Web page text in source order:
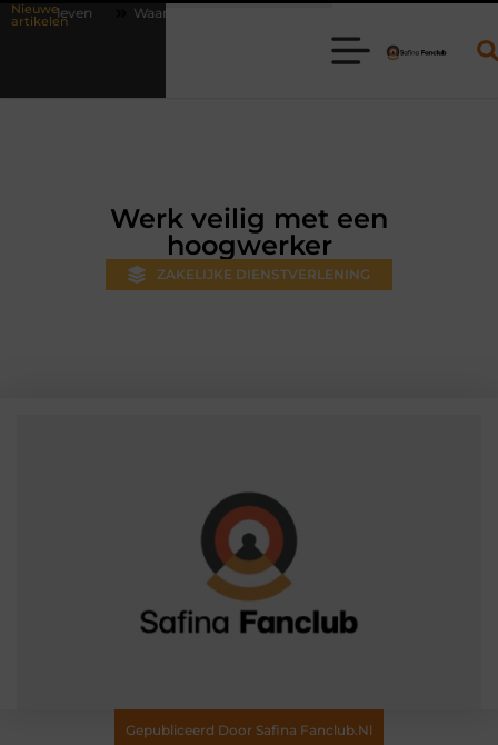
Nieuwe
artikelenonline vlees bestellen steeds gewoner wordt
Werk veilig met een
hoogwerker
ZAKELIJKE DIENSTVERLENING
Gepubliceerd Door Safina Fanclub.nl